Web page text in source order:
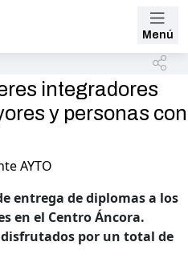
Menú
integradores
y personas con
AYTO
entrega de diplomas a los
en el Centro Áncora.
por un total de